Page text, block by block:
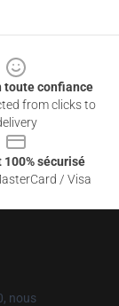
toute confiance
from clicks to
100% sécurisé
/ Visa
nous